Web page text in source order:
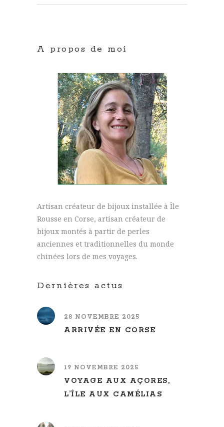
A propos de moi
Artisan créateur de bijoux installée à Île
Rousse en Corse, artisan créateur de
bijoux montés à partir de perles
anciennes et traditionnelles du monde
chinées lors de mes voyages.
Dernières actus
28 NOVEMBRE 2025
ARRIVÉE EN CORSE
19 NOVEMBRE 2025
VOYAGE AUX AÇORES,
L’ÎLE AUX CAMÉLIAS